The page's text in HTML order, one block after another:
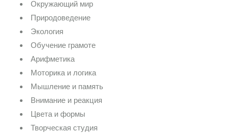
Окружающий мир
Природоведение
Экология
Обучение грамоте
Арифметика
Моторика и логика
Мышление и память
Внимание и реакция
Цвета и формы
Творческая студия